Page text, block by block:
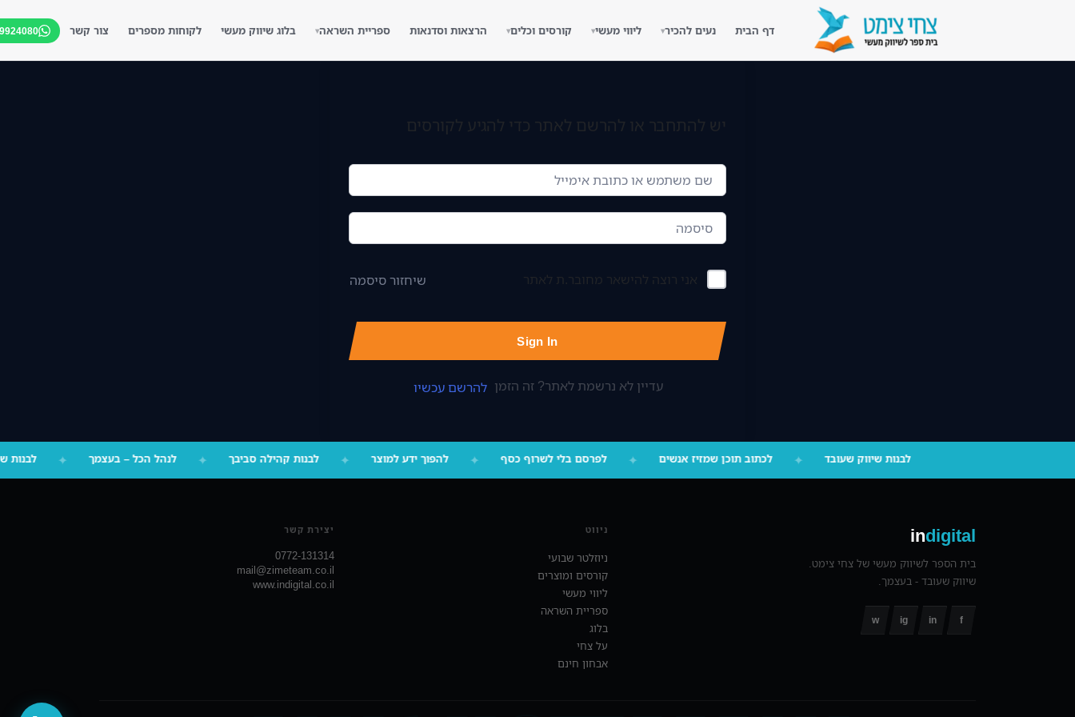
דף הבית נעים להכיר▾ ליווי מעשי▾ קורסים וכלים▾ הרצאות וסדנאות ספריית השראה▾ בלוג שיווק מעשי לקוחות מספרים צור קשר
יש להתחבר או להרשם לאתר כדי להגיע לקורסים
אני רוצה להישאר מחובר.ת לאתר שיחזור סיסמה
Sign In
עדיין לא נרשמת לאתר? זה הזמן להרשם עכשיו
לבנות שיווק שעובד ✦ לכתוב תוכן שמזיז אנשים ✦ לפרסם בלי לשרוף כסף ✦ להפוך ידע למוצר ✦ לבנות קהילה סביבך ✦ לנהל הכל – בעצמך ✦ לבנות
indigital
בית הספר לשיווק מעשי של צחי צימט.
שיווק שעובד - בעצמך.
f
in
ig
w
ניווט
ניוזלטר שבועי
קורסים ומוצרים
ליווי מעשי
ספריית השראה
בלוג
על צחי
אבחון חינם
יצירת קשר
0772-131314
mail@zimeteam.co.il
www.indigital.co.il